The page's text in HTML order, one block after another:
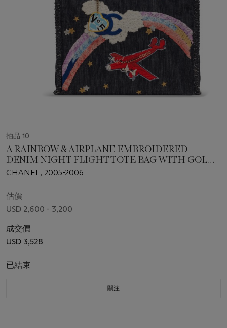
拍品 10
A RAINBOW & AIRPLANE EMBROIDERED
DENIM NIGHT FLIGHT TOTE BAG WITH GOLD
HARDWARE
CHANEL, 2005-2006
估價
USD 2,600 - 3,200
成交價
USD 3,528
已結束
關注